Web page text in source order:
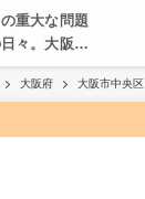
重大な問題
々。大阪・
た食べ歩
大阪府 大阪市中央区